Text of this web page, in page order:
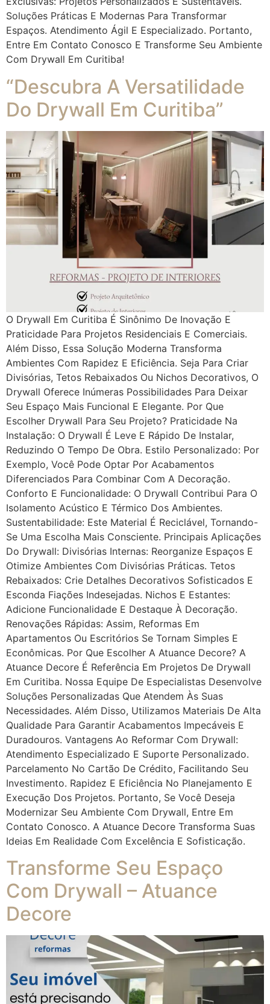
Soluções Práticas E Modernas Para Transformar
Espaços. Atendimento Ágil E Especializado. Portanto,
Entre Em Contato Conosco E Transforme Seu Ambiente
Com Drywall Em Curitiba!
“Descubra A Versatilidade
Do Drywall Em Curitiba”
O Drywall Em Curitiba É Sinônimo De Inovação E
Praticidade Para Projetos Residenciais E Comerciais.
Além Disso, Essa Solução Moderna Transforma
Ambientes Com Rapidez E Eficiência. Seja Para Criar
Divisórias, Tetos Rebaixados Ou Nichos Decorativos, O
Drywall Oferece Inúmeras Possibilidades Para Deixar
Seu Espaço Mais Funcional E Elegante. Por Que
Escolher Drywall Para Seu Projeto? Praticidade Na
Instalação: O Drywall É Leve E Rápido De Instalar,
Reduzindo O Tempo De Obra. Estilo Personalizado: Por
Exemplo, Você Pode Optar Por Acabamentos
Diferenciados Para Combinar Com A Decoração.
Conforto E Funcionalidade: O Drywall Contribui Para O
Isolamento Acústico E Térmico Dos Ambientes.
Sustentabilidade: Este Material É Reciclável, Tornando-
Se Uma Escolha Mais Consciente. Principais Aplicações
Do Drywall: Divisórias Internas: Reorganize Espaços E
Otimize Ambientes Com Divisórias Práticas. Tetos
Rebaixados: Crie Detalhes Decorativos Sofisticados E
Esconda Fiações Indesejadas. Nichos E Estantes:
Adicione Funcionalidade E Destaque À Decoração.
Renovações Rápidas: Assim, Reformas Em
Apartamentos Ou Escritórios Se Tornam Simples E
Econômicas. Por Que Escolher A Atuance Decore? A
Atuance Decore É Referência Em Projetos De Drywall
Em Curitiba. Nossa Equipe De Especialistas Desenvolve
Soluções Personalizadas Que Atendem Às Suas
Necessidades. Além Disso, Utilizamos Materiais De Alta
Qualidade Para Garantir Acabamentos Impecáveis E
Duradouros. Vantagens Ao Reformar Com Drywall:
Atendimento Especializado E Suporte Personalizado.
Parcelamento No Cartão De Crédito, Facilitando Seu
Investimento. Rapidez E Eficiência No Planejamento E
Execução Dos Projetos. Portanto, Se Você Deseja
Modernizar Seu Ambiente Com Drywall, Entre Em
Contato Conosco. A Atuance Decore Transforma Suas
Ideias Em Realidade Com Excelência E Sofisticação.
Transforme Seu Espaço
Com Drywall – Atuance
Decore